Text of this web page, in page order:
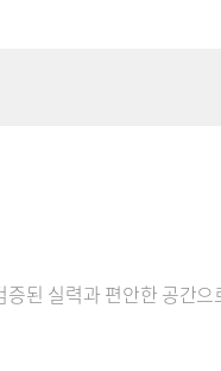
된 실력과 편안한 공간